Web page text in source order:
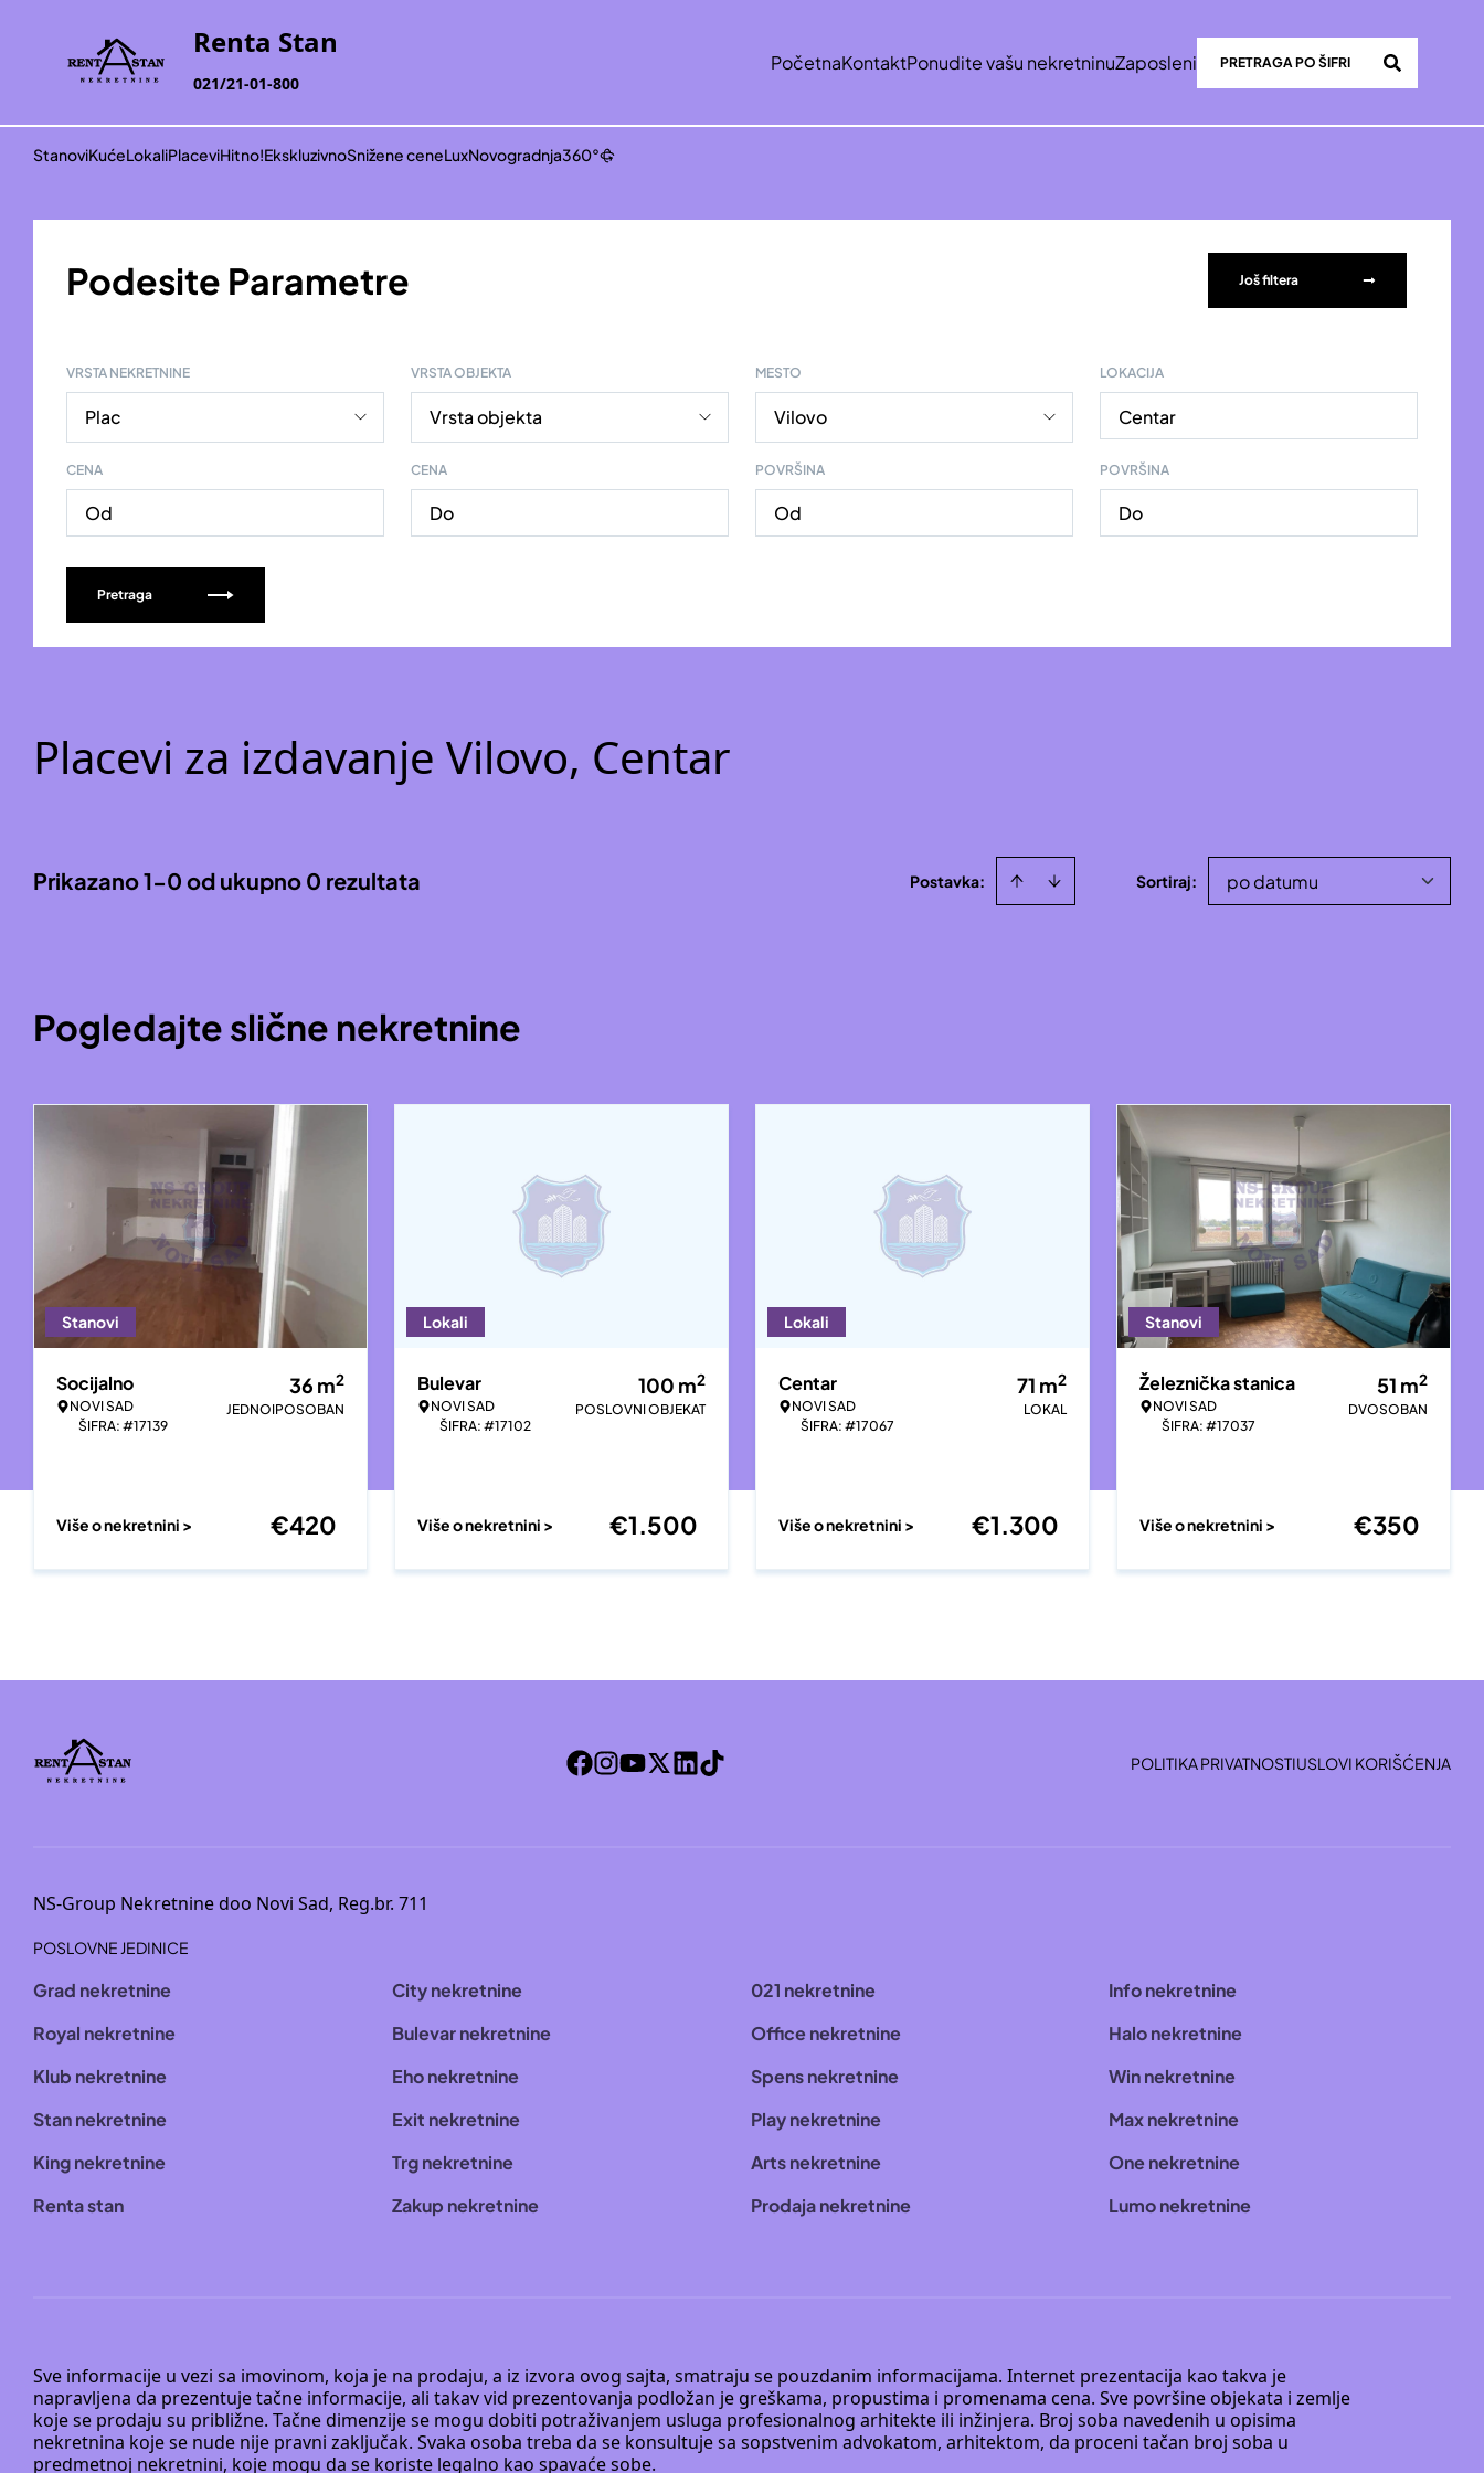
Renta Stan
021/21-01-800
PočetnaKontaktPonudite vašu nekretninuZaposleni
StanoviKućeLokaliPlaceviHitno!EkskluzivnoSnižene ceneLuxNovogradnja360°
Podesite Parametre Još filtera
VRSTA NEKRETNINE VRSTA OBJEKTA MESTO LOKACIJA
Centar
CENA CENA POVRŠINA POVRŠINA
Pretraga
Placevi za izdavanje Vilovo, Centar
Prikazano 1-0 od ukupno 0 rezultata Postavka: Sortiraj: po datumu
Pogledajte slične nekretnine
Stanovi
Socijalno
NOVI SAD
ŠIFRA: #17139
36 m2
JEDNOIPOSOBAN
Više o nekretnini > €420
Lokali
Bulevar
NOVI SAD
ŠIFRA: #17102
100 m2
POSLOVNI OBJEKAT
Više o nekretnini > €1.500
Lokali
Centar
NOVI SAD
ŠIFRA: #17067
71 m2
LOKAL
Više o nekretnini > €1.300
Stanovi
Železnička stanica
NOVI SAD
ŠIFRA: #17037
51 m2
DVOSOBAN
Više o nekretnini > €350
POLITIKA PRIVATNOSTIUSLOVI KORIŠĆENJA
Sve informacije u vezi sa imovinom, koja je na prodaju, a iz izvora ovog sajta, smatraju se pouzdanim informacijama. Internet prezentacija kao takva je
napravljena da prezentuje tačne informacije, ali takav vid prezentovanja podložan je greškama, propustima i promenama cena. Sve površine objekata i zemlje
koje se prodaju su približne. Tačne dimenzije se mogu dobiti potraživanjem usluga profesionalnog arhitekte ili inžinjera. Broj soba navedenih u opisima
nekretnina koje se nude nije pravni zaključak. Svaka osoba treba da se konsultuje sa sopstvenim advokatom, arhitektom, da proceni tačan broj soba u
predmetnoj nekretnini, koje mogu da se koriste legalno kao spavaće sobe.
NS-Group Nekretnine doo Novi Sad, Reg.br. 711
POSLOVNE JEDINICE
Grad nekretnine City nekretnine 021 nekretnine
Info nekretnine
Royal nekretnine
Bulevar nekretnine Office nekretnine
Halo nekretnine
Klub nekretnine
Eho nekretnine Spens nekretnine
Win nekretnine
Stan nekretnine
Exit nekretnine Play nekretnine
Max nekretnine
King nekretnine
Trg nekretnine Arts nekretnine
One nekretnine
Renta stan
Zakup nekretnine Prodaja nekretnine Lumo nekretnine